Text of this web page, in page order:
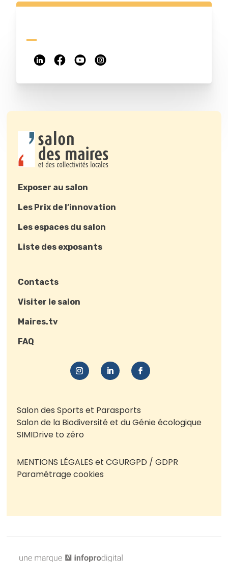
Exposer au salon
Les Prix de l’innovation
Les espaces du salon
Liste des exposants
Contacts
Visiter le salon
Maires.tv
FAQ
Salon des Sports et Parasports
Salon de la Biodiversité et du Génie écologique
SIMIDrive to zéro
MENTIONS LÉGALES et CGURGPD / GDPR
Paramétrage cookies